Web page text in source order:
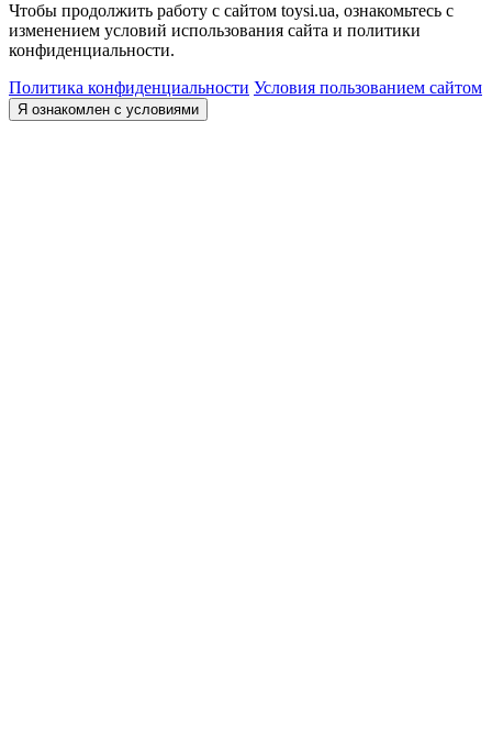
Чтобы продолжить работу с сайтом toysi.ua, ознакомьтесь с
изменением условий использования сайта и политики
конфиденциальности.
Политика конфиденциальности Условия пользованием сайтом
Я ознакомлен с условиями